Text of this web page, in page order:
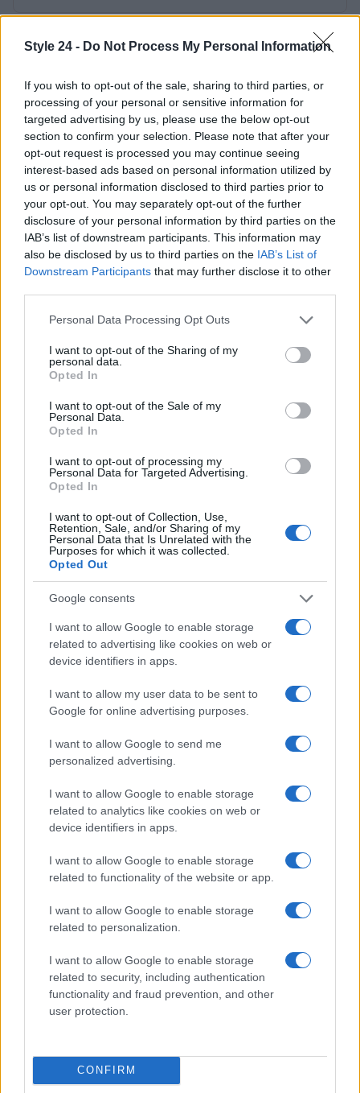
Style 24 - Do Not Process My Personal Information
If you wish to opt-out of the sale, sharing to third parties, or
processing of your personal or sensitive information for
targeted advertising by us, please use the below opt-out
section to confirm your selection. Please note that after your
opt-out request is processed you may continue seeing
interest-based ads based on personal information utilized by
us or personal information disclosed to third parties prior to
your opt-out. You may separately opt-out of the further
disclosure of your personal information by third parties on the
IAB’s list of downstream participants. This information may
also be disclosed by us to third parties on the IAB’s List of
Downstream Participants that may further disclose it to other
Please note that this website/app uses one or more Google
not limited to your visit or usage behaviour. You may click to
grant or deny consent to Google and its third-party tags to
use your data for below specified purposes in below Google
consent section.
Personal Data Processing Opt Outs
I want to opt-out of the Sharing of my
personal data.
Opted In
I want to opt-out of the Sale of my
Personal Data.
Opted In
I want to opt-out of processing my
Personal Data for Targeted Advertising.
Opted In
I want to opt-out of Collection, Use,
Retention, Sale, and/or Sharing of my
Personal Data that Is Unrelated with the
Purposes for which it was collected.
Opted Out
Google consents
I want to allow Google to enable storage
related to advertising like cookies on web or
device identifiers in apps.
I want to allow my user data to be sent to
Google for online advertising purposes.
I want to allow Google to send me
personalized advertising.
I want to allow Google to enable storage
related to analytics like cookies on web or
device identifiers in apps.
I want to allow Google to enable storage
related to functionality of the website or app.
I want to allow Google to enable storage
related to personalization.
I want to allow Google to enable storage
related to security, including authentication
functionality and fraud prevention, and other
user protection.
CONFIRM
Continua a leggere
LIFESTYLE
Zalando Visionary Award: INSTITUTION di Galib
Gassanoff vince a Copenhagen
LIFESTYLE
patrimonio
Camilla Fiore · 7 Ago 2026
LIFESTYLE